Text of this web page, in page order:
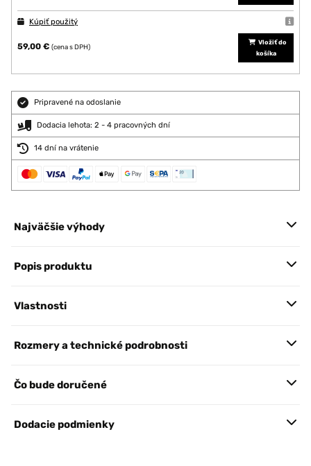
Kúpiť použitý
59,00 € (cena s DPH)
Vložiť do
košíka
Pripravené na odoslanie
Dodacia lehota: 2 - 4 pracovných dní
14 dní na vrátenie
Najväčšie výhody
Popis produktu
Vlastnosti
Rozmery a technické podrobnosti
Čo bude doručené
Dodacie podmienky